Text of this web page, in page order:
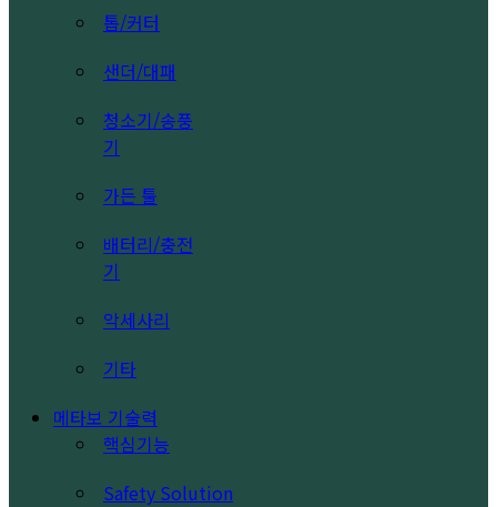
톱/커터
샌더/대패
청소기/송풍
기
가든 툴
배터리/충전
기
악세사리
기타
메타보 기술력
핵심기능
Safety Solution